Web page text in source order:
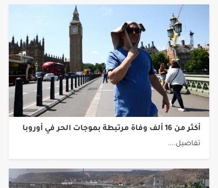
أكثر من 16 ألف وفاة مرتبطة بموجات الحر في أوروبا
تفاصيل....